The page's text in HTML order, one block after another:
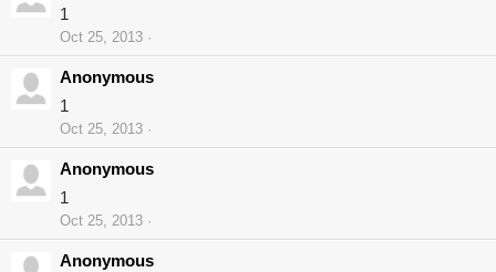
1
Oct 25, 2013
Anonymous
1
Oct 25, 2013
Anonymous
1
Oct 25, 2013
Anonymous